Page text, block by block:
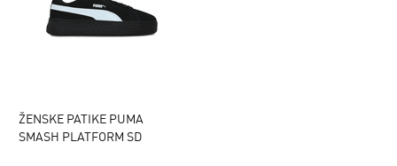
ŽENSKE PATIKE PUMA
SMASH PLATFORM SD